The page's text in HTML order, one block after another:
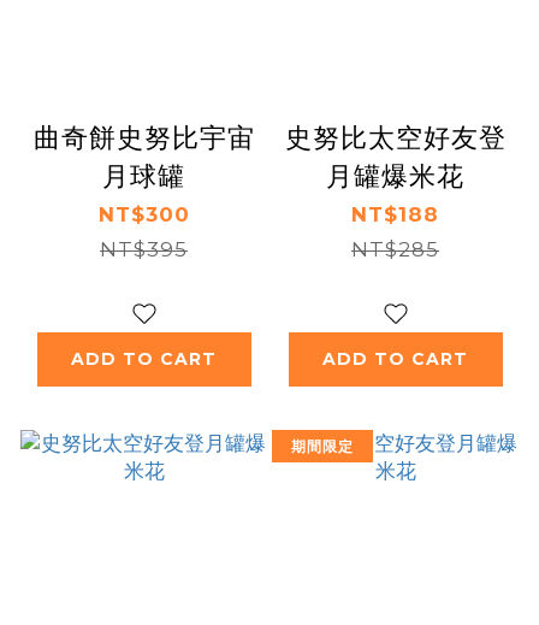
曲奇餅史努比宇宙
月球罐
NT$300
NT$395
ADD TO CART
史努比太空好友登
月罐爆米花
NT$188
NT$285
ADD TO CART
期間限定